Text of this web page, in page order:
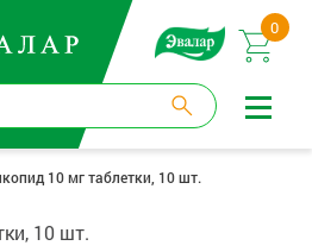
0
10 мг таблетки, 10 шт.
10 шт.